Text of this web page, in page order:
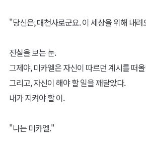
사람을 도우면서.
상처받은 이들을 보듬으면서.
그리고, 갈 곳 없는 이들에게 손을 내밀면서.
흡사, 세상을 빛으로 뒤덮고자 하는 성자(聖子
그라면 훗날 빛을 대변할 수 있을 것이란 확신